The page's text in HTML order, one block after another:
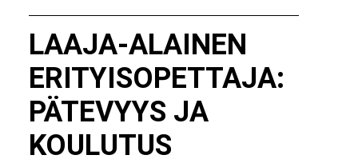
LAAJA-ALAINEN
ERITYISOPETTAJA:
PÄTEVYYS JA
KOULUTUS